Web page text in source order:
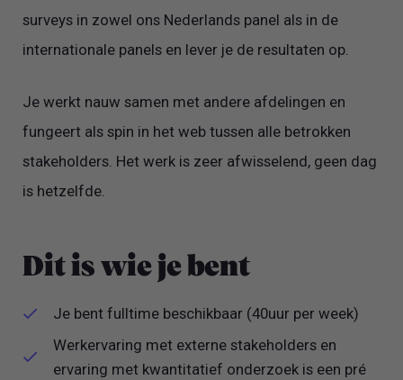
surveys in zowel ons Nederlands panel als in de
internationale panels en lever je de resultaten op.
Je werkt nauw samen met andere afdelingen en
fungeert als spin in het web tussen alle betrokken
stakeholders. Het werk is zeer afwisselend, geen dag
is hetzelfde.
Dit is wie je bent
Je bent fulltime beschikbaar (40uur per week)
Werkervaring met externe stakeholders en
ervaring met kwantitatief onderzoek is een pré